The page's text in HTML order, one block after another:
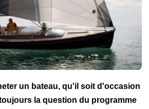
un bateau, qu'il soit d'occasion
la question du programme